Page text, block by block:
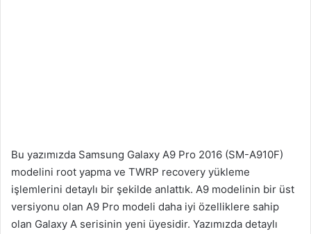
Bu yazımızda Samsung Galaxy A9 Pro 2016 (SM-A910F)
modelini root yapma ve TWRP recovery yükleme
işlemlerini detaylı bir şekilde anlattık. A9 modelinin bir üst
versiyonu olan A9 Pro modeli daha iyi özelliklere sahip
olan Galaxy A serisinin yeni üyesidir. Yazımızda detaylı